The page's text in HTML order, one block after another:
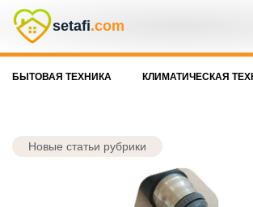
setafi.com
БЫТОВАЯ ТЕХНИКА КЛИМАТИЧЕСКАЯ
Новые статьи рубрики